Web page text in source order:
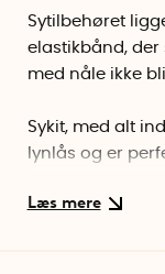
Sytilbehøret
elastikbånd,
med nåle ikke
Sykit, med alt
lynlås og er
af tøj, tasker og